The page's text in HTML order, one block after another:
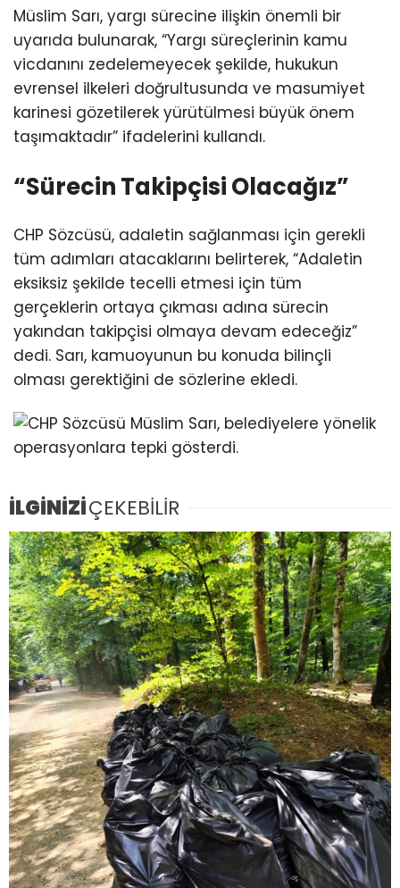
Müslim Sarı, yargı sürecine ilişkin önemli bir
uyarıda bulunarak, “Yargı süreçlerinin kamu
vicdanını zedelemeyecek şekilde, hukukun
evrensel ilkeleri doğrultusunda ve masumiyet
karinesi gözetilerek yürütülmesi büyük önem
taşımaktadır” ifadelerini kullandı.
“Sürecin Takipçisi Olacağız”
CHP Sözcüsü, adaletin sağlanması için gerekli
tüm adımları atacaklarını belirterek, “Adaletin
eksiksiz şekilde tecelli etmesi için tüm
gerçeklerin ortaya çıkması adına sürecin
yakından takipçisi olmaya devam edeceğiz”
dedi. Sarı, kamuoyunun bu konuda bilinçli
olması gerektiğini de sözlerine ekledi.
İLGİNİZİÇEKEBİLİR